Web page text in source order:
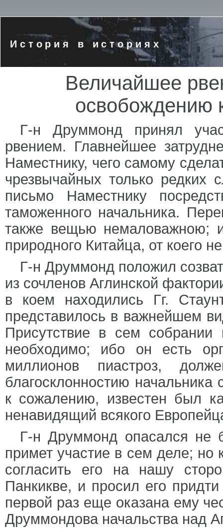
История в историях
Величайшее
освобождению
Г-н Друммонд принял
рвением. Главнейшее
Наместнику, чего самому
чрезвычайных только редких
письмо Наместнику
таможенного начальника.
также вещью немаловажною;
природного Китайца, от коего
Г-н Друммонд положил
из сочленов Аглинской
в коем находились Гг.
представилось в важнейшем
Присутствие в сем собрании
необходимо; ибо он есть
миллионов пиастроз,
благосклонностию начальника
к сожалению, известен был
ненавидящий всякого
Г-н Друммонд опасался не
примет участие в сем деле; но
согласить его на нашу
Панкикве, и просил его
первой раз еще оказана ему
Друммондова начальства над